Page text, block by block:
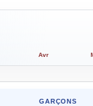
Avr
GARÇONS